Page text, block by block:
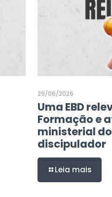
29/06/2026
Uma EBD
Formação e
ministerial
discipulador
Leia mais